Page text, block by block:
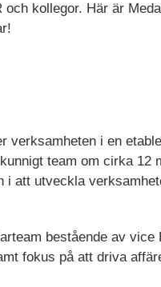
kollegor. Här är
verksamheten i en
team om cirka 12
i att utveckla
bestående av
fokus på att driva